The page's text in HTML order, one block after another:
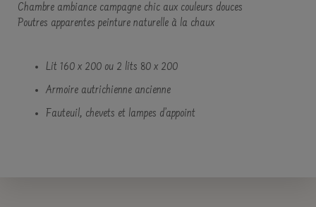
Chambre ambiance campagne chic aux couleurs douces
Poutres apparentes peinture naturelle à la chaux
Lit 160 x 200 ou 2 lits 80 x 200
Armoire autrichienne ancienne
Fauteuil, chevets et lampes d’appoint